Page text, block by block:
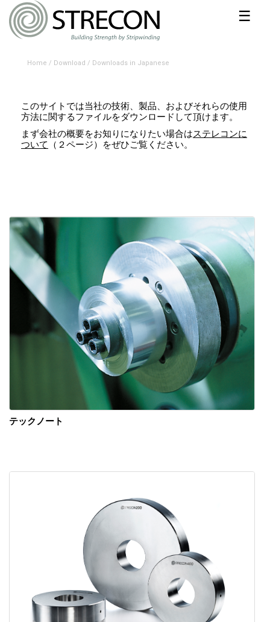
☰
Home / Download / Downloads in Japanese
このサイトでは当社の技術、製品、およびそれらの使用
方法に関するファイルをダウンロードして頂けます。
まず会社の概要をお知りになりたい場合はステレコンに
ついて
（２ページ）をぜひご覧ください。
テックノート